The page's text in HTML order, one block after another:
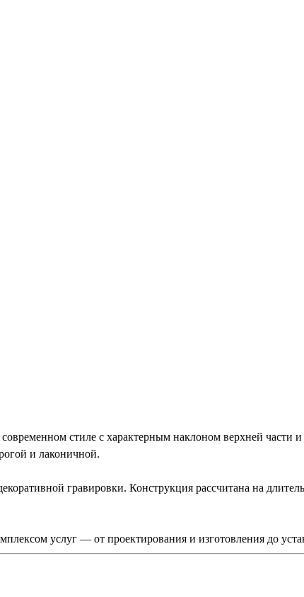
стиле с характерным наклоном верхней части
и лаконичной.
гравировки. Конструкция рассчитана на
услуг — от проектирования и изготовления до